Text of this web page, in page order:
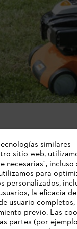
similares
sitio web,
necesarias", incluso
para
personalizados,
la eficacia
usuario completos,
previo. Las
partes (por